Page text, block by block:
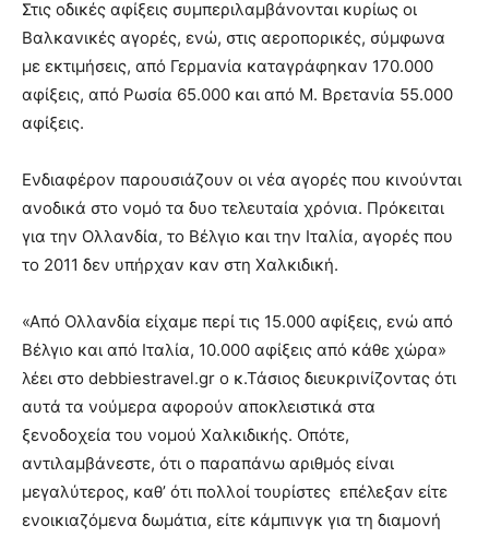
Στις οδικές αφίξεις συμπεριλαμβάνονται κυρίως οι
Βαλκανικές αγορές, ενώ, στις αεροπορικές, σύμφωνα
με εκτιμήσεις, από Γερμανία καταγράφηκαν 170.000
αφίξεις, από Ρωσία 65.000 και από Μ. Βρετανία 55.000
αφίξεις.
Ενδιαφέρον παρουσιάζουν οι νέα αγορές που κινούνται
ανοδικά στο νομό τα δυο τελευταία χρόνια. Πρόκειται
για την Ολλανδία, το Βέλγιο και την Ιταλία, αγορές που
το 2011 δεν υπήρχαν καν στη Χαλκιδική.
«Από Ολλανδία είχαμε περί τις 15.000 αφίξεις, ενώ από
Βέλγιο και από Ιταλία, 10.000 αφίξεις από κάθε χώρα»
λέει στο debbiestravel.gr ο κ.Τάσιος διευκρινίζοντας ότι
αυτά τα νούμερα αφορούν αποκλειστικά στα
ξενοδοχεία του νομού Χαλκιδικής. Οπότε,
αντιλαμβάνεστε, ότι ο παραπάνω αριθμός είναι
μεγαλύτερος, καθ’ ότι πολλοί τουρίστες επέλεξαν είτε
ενοικιαζόμενα δωμάτια, είτε κάμπινγκ για τη διαμονή